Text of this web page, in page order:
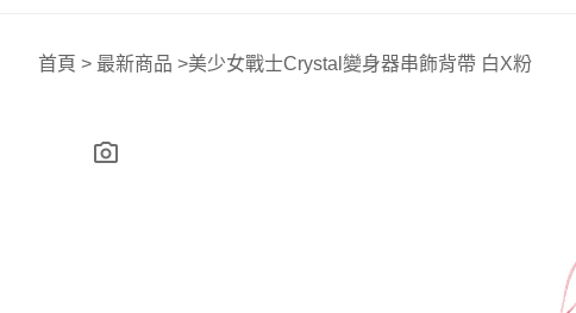
首頁 > 最新商品 >美少女戰士Crystal變身器串飾背帶 白X粉